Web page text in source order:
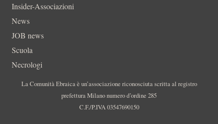
Insider-Associazioni
News
JOB news
Scuola
Necrologi
La Comunità Ebraica è un’associazione riconosciuta scritta al registro
prefettura Milano numero d’ordine 285
C.F./P.IVA 03547690150